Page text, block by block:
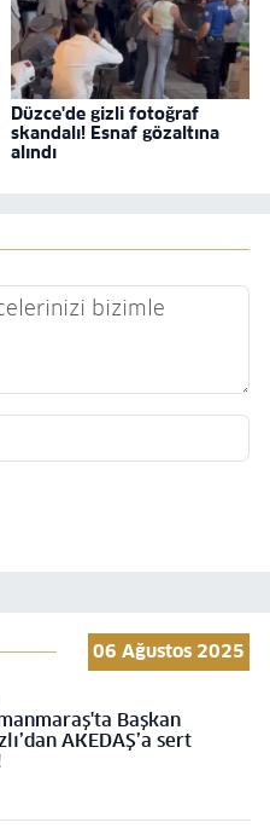
Düzce'de gizli fotoğraf
skandalı! Esnaf gözaltına
alındı
06 Ağustos 2025
Başkan
AKEDAŞ’a sert